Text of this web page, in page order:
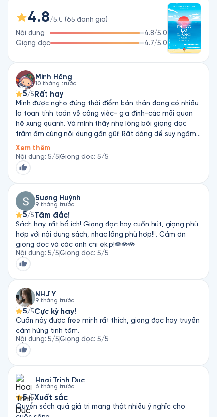
4.8/5.0 (65 đánh giá)
Nội dung
4.8/5.0
Giọng đọc
4.7/5.0
Minh Hằng
10 tháng trước
5/5 Rất hay
Mình được nghe đúng thời điểm bản thân đang có nhiều
lo toan tính toán về công việc- gia đình-các mối quan
hệ xung quanh. Và mình thấy nhẹ lòng bởi giọng đọc
trầm ấm cùng nội dung gần gũi! Rất đáng để suy ngâm
và ứng dụng các cách gợi ý để cải thiện mqh
Xem thêm
Nội dung: 5/5Giọng đọc: 5/5
Sương Huỳnh
9 tháng trước
5/5Tâm đắc!
Sách hay, rất bổ ích! Giọng đọc hay cuốn hút, giọng phù
hợp với nội dung sách, nhạc lồng phù hợp!!!. Cảm ơn
giọng đọc và các anh chị ekip!🪷🪷🪷
Nội dung: 5/5Giọng đọc: 5/5
NHƯ Ý
9 tháng trước
5/5Cực kỳ hay!
Cuốn này được free mình rất thích, giọng đọc hay truyền
cảm hứng tịnh tâm.
Nội dung: 5/5Giọng đọc: 5/5
Hoai Trinh Duc
6 tháng trước
5/5Xuất sắc
Quyển sách quá giá trị mang thật nhiều ý nghĩa cho